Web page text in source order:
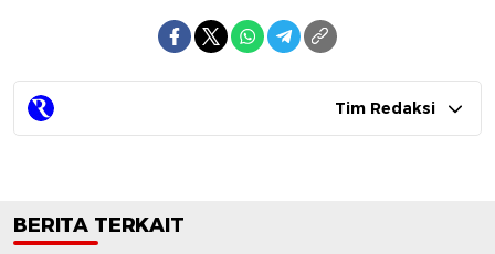
Tim Redaksi
BERITA TERKAIT